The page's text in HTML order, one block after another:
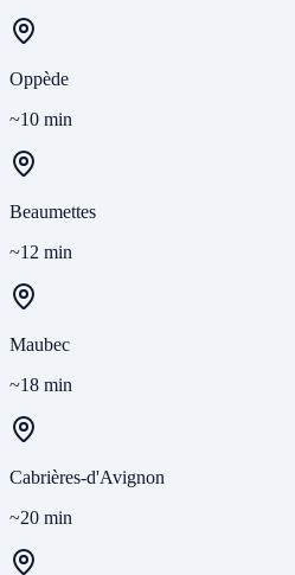
Oppède
~10 min
Beaumettes
~12 min
Maubec
~18 min
Cabrières-d'Avignon
~20 min